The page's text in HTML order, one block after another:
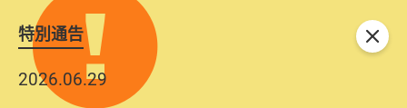
特別通告
2026.06.29
关闭